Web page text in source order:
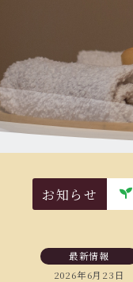
お知らせ
最新情報
2026年6月23日